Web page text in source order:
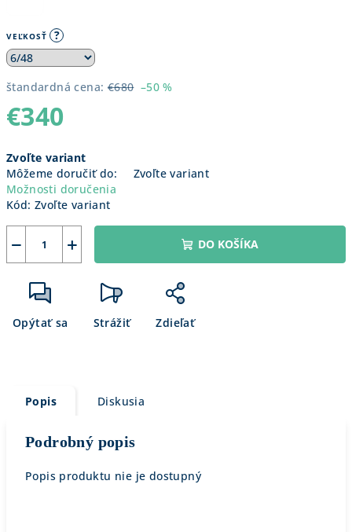
VEĽKOSŤ ?
štandardná cena: €680 –50 %
€340
cena:
Zvoľte variant
Môžeme doručiť do:
Zvoľte variant
Možnosti doručenia
Kód: Zvoľte variant
+
− DO KOŠÍKA
Opýtať sa Strážiť Zdieľať
Popis Diskusia
Podrobný popis
Popis produktu nie je dostupný